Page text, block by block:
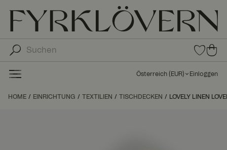
0
Arti
in
orit
0
Art
ike
de
Österreich ( EUR) Einloggen
HOME EINRICHTUNG TEXTILIEN TISCHDECKEN LOVELY LINEN